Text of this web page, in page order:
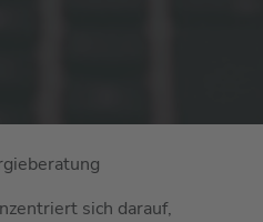
sich darauf,